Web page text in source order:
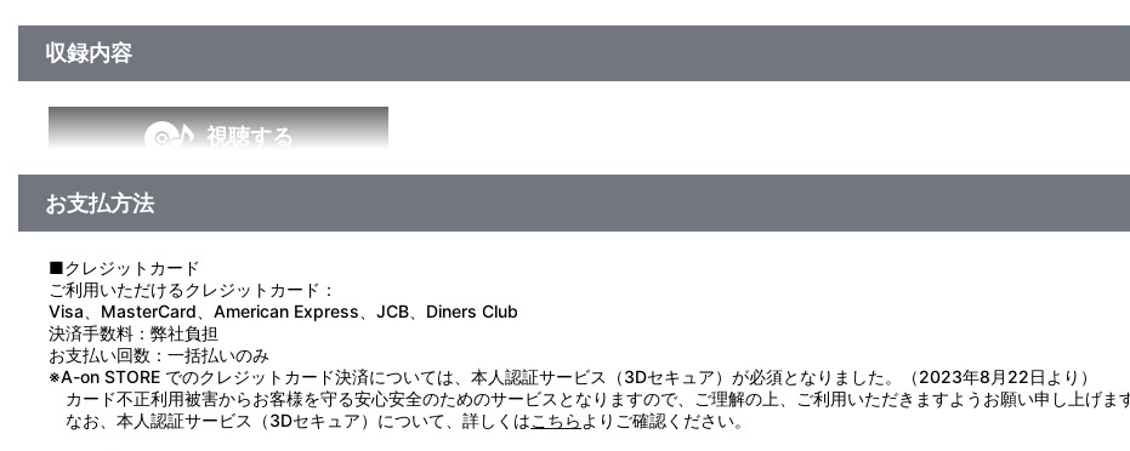
収録内容
視聴する
＜収録曲＞
2：朱きロザリオ～破かれた頁～
3：Ｐａｎｄｏｒａ （Ｉｎｓｔｒｕｍｅｎｔａｌ）
4：朱きロザリオ～破かれた頁～ （Ｉｎｓｔｒｕｍｅｎｔａｌ）
お支払方法
■クレジットカード
ご利用いただけるクレジットカード：
Visa、MasterCard、American Express、JCB、Diners Club
決済手数料：弊社負担
お支払い回数：一括払いのみ
※A-on STORE でのクレジットカード決済については、本人認証サービス（3Dセキュア）が必須となりました。（2023年8月22日より）
カード不正利用被害からお客様を守る安心安全のためのサービスとなりますので、ご理解の上、ご利用いただきますようお願い申し上げます
なお、本人認証サービス（3Dセキュア）について、詳しくはこちら よりご確認ください。